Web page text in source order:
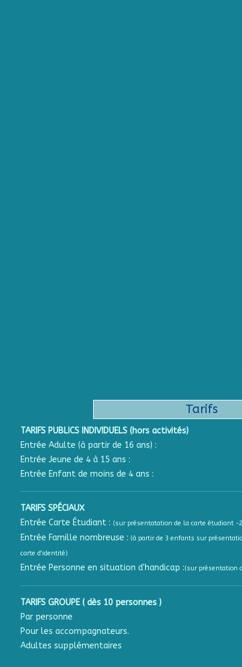
Tarifs
TARIFS PUBLICS INDIVIDUELS (hors activités)
Entrée Adulte (à partir de 16 ans) :
Entrée Jeune de 4 à 15 ans :
Entrée Enfant de moins de 4 ans :
TARIFS SPÉCIAUX
Entrée Carte Étudiant : (sur présentatation de la carte étudiant -
Entrée Famille nombreuse : (à partir de 3 enfants sur
carte d'identité)
Entrée Personne en situation d'handicap :(sur présentation
TARIFS GROUPE ( dès 10 personnes )
Par personne
Pour les accompagnateurs.
Adultes supplémentaires